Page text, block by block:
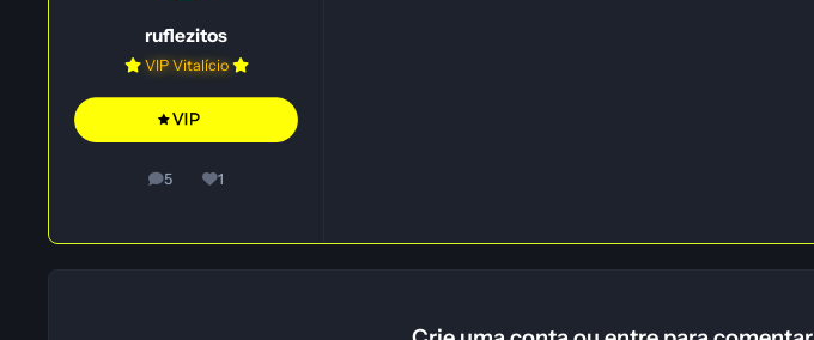
ruflezitos
VIP Vitalício
5
posts 1
Reputação